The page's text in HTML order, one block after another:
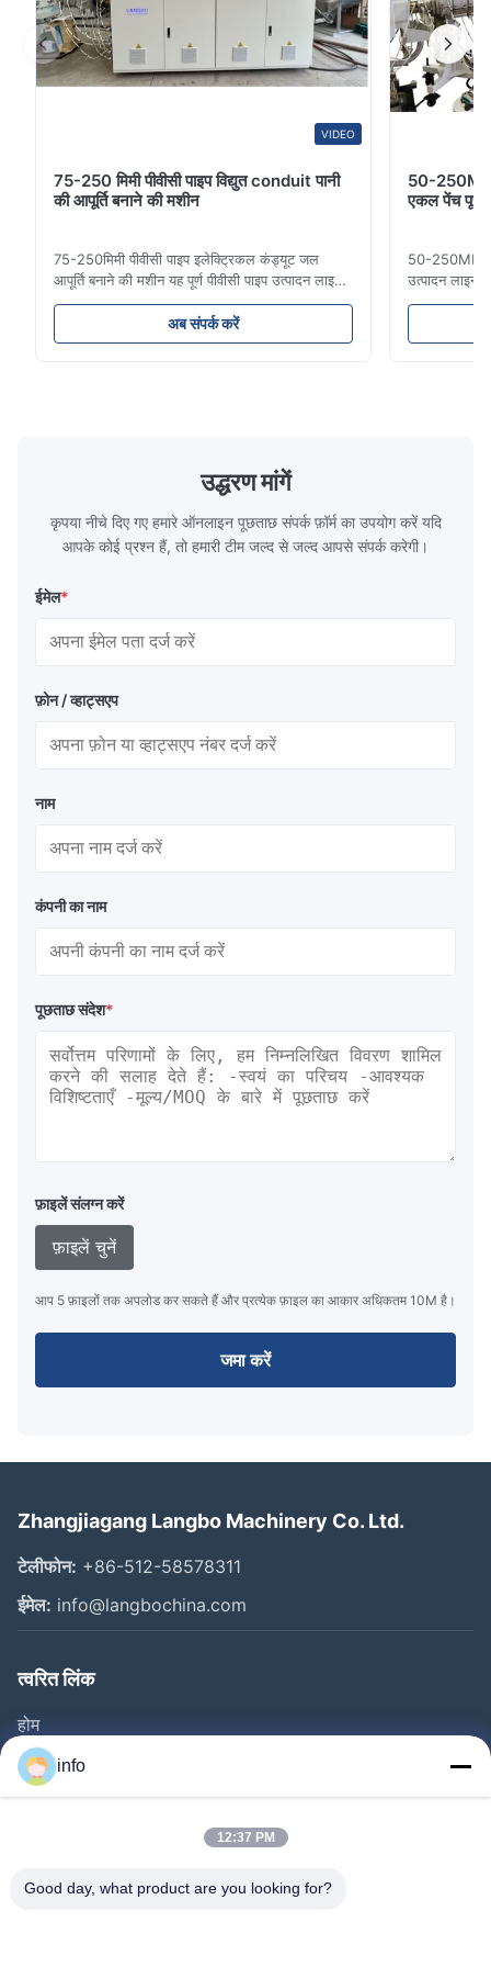
Dec 17.2025
The extrusion speed is consistent, and the machine performs
VIDEO
75-250 मिमी पीवीसी पाइप विद्युत conduit पानी
की आपूर्ति बनाने की मशीन
75-250मिमी पीवीसी पाइप इलेक्ट्रिकल कंड्यूट जल
आपूर्ति बनाने की मशीन यह पूर्ण पीवीसी पाइप उत्पादन लाइन
16 मिमी से 800 मिमी व्यास तक उच्च गुणवत्ता वाले पीवीसी/
यूपीवीसी पाइपों का निर्माण करती है। यह प्रणाली विभिन्न
व्यास और दीवार की मोटाई विनिर्देशों के साथ इलेक्ट्रिकल
अब संपर्क करें
50-250MM
एकल पेंच पूर्ण
50-250MM
उत्पादन लाइन
पाइप आमतौर
बढ़ने का
उद्धरण मांगें
कृपया नीचे दिए गए हमारे ऑनलाइन पूछताछ संपर्क फ़ॉर्म का उपयोग करें यदि
आपके कोई प्रश्न हैं, तो हमारी टीम जल्द से जल्द आपसे संपर्क करेगी।
ईमेल*
फ़ोन / व्हाट्सएप
नाम
कंपनी का नाम
पूछताछ संदेश*
फ़ाइलें संलग्न करें
फ़ाइलें चुनें
आप 5 फ़ाइलों तक अपलोड कर सकते हैं और प्रत्येक फ़ाइल का आकार अधिकतम 10M है।
जमा करें
Zhangjiagang Langbo Machinery Co. Ltd.
टेलीफोन: +86-512-58578311
ईमेल: info@langbochina.com
त्वरित लिंक
होम
उत्पाद
वीडियो
फैक्टरी यात्रा
info
12:37 PM
Good day, what product are you looking for?